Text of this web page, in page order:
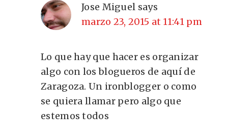
Jose Miguel says
marzo 23, 2015 at 11:41 pm
Lo que hay que hacer es organizar
algo con los blogueros de aquí de
Zaragoza. Un ironblogger o como
se quiera llamar pero algo que
estemos todos